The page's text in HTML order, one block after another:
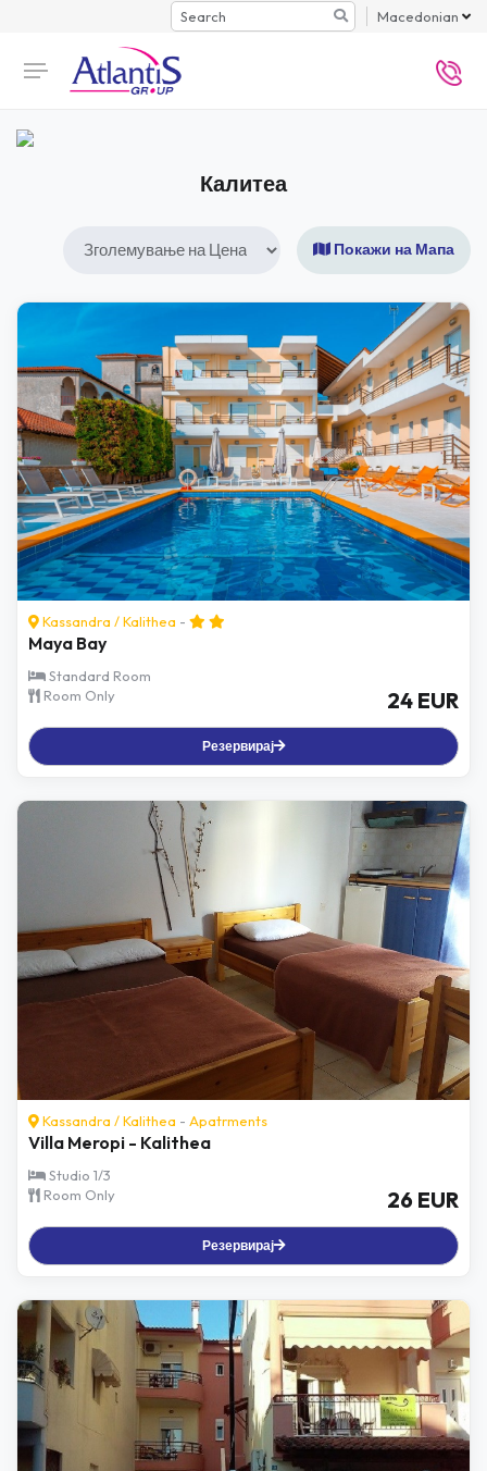
Search Macedonian
Калитеа
Покажи на Мапа
Kassandra /Kalithea -
Maya Bay
Standard Room
Room Only
24 EUR
Резервирај
Kassandra /Kalithea - Apatrments
Villa Meropi - Kalithea
Studio 1/3
Room Only
26 EUR
Резервирај